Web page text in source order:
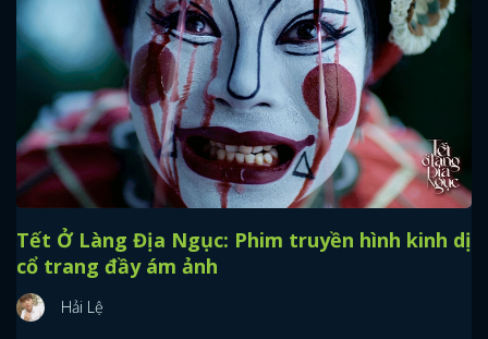
Tết Ở Làng Địa Ngục: Phim truyền hình kinh dị
cổ trang đầy ám ảnh
Hải Lệ